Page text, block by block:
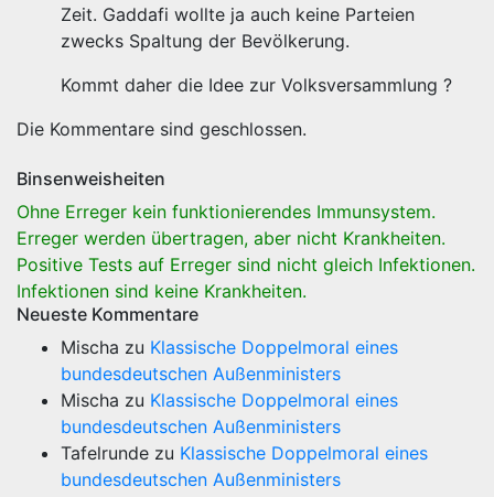
Zeit. Gaddafi wollte ja auch keine Parteien
zwecks Spaltung der Bevölkerung.
Kommt daher die Idee zur Volksversammlung ?
Die Kommentare sind geschlossen.
Binsenweisheiten
Ohne Erreger kein funktionierendes Immunsystem.
Erreger werden übertragen, aber nicht Krankheiten.
Positive Tests auf Erreger sind nicht gleich Infektionen.
Infektionen sind keine Krankheiten.
Neueste Kommentare
Mischa zu Klassische Doppelmoral eines
bundesdeutschen Außenministers
Mischa zu Klassische Doppelmoral eines
bundesdeutschen Außenministers
Tafelrunde zu Klassische Doppelmoral eines
bundesdeutschen Außenministers